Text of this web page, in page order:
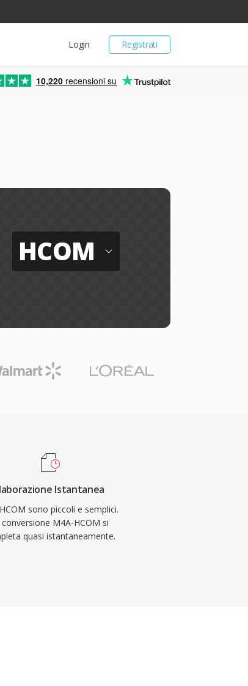
Registrati
Login
10,220 recensioni su
HCOM
Istantanea
sono piccoli e semplici.
conversione M4A-HCOM si
quasi istantaneamente.